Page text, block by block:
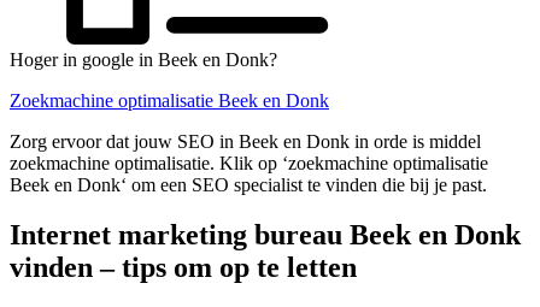
Hoger in google in Beek en Donk?
Zoekmachine optimalisatie Beek en Donk
Zorg ervoor dat jouw SEO in Beek en Donk in orde is middel
zoekmachine optimalisatie. Klik op ‘zoekmachine optimalisatie
Beek en Donk‘ om een SEO specialist te vinden die bij je past.
Internet marketing bureau Beek en Donk
vinden – tips om op te letten